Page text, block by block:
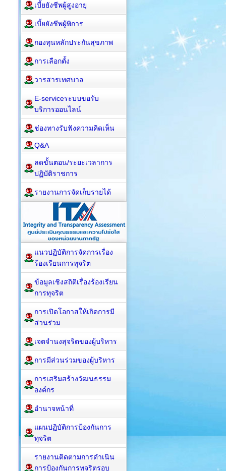
เบี้ยยังชีพผู้สูงอายุ
เบี้ยยังชีพผู้พิการ
กองทุนหลักประกันสุขภาพ
การเลือกตั้ง
วารสารเทศบาล
E-serviceระบบขอรับ
บริการออนไลน์
ช่องทางรับฟังความคิดเห็น
Q&A
ลดขั้นตอน/ระยะเวลาการ
ปฏิบัติราชการ
รายงานการจัดเก็บรายได้
แนวปฏิบัติการจัดการเรื่อง
ร้องเรียนการทุจริต
ข้อมูลเชิงสถิติเรื่องร้องเรียน
การทุจริต
การเปิดโอกาสให้เกิดการมี
ส่วนร่วม
เจตจำนงสุจริตของผู้บริหาร
การมีส่วนร่วมของผู้บริหาร
การเสริมสร้างวัฒนธรรม
องค์กร
อำนาจหน้าที่
แผนปฏิบัติการป้องกันการ
ทุจริต
รายงานติดตามการดำเนิน
การป้องกันการทุจริตรอบ